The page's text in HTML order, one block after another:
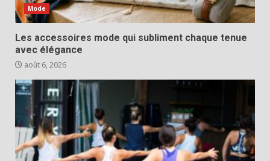
Mode
Les accessoires mode qui subliment chaque tenue
avec élégance
août 6, 2026